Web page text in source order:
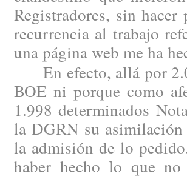
Registradores, sin
recurrencia al trabajo
una página web me ha
En efecto, allá por
BOE ni porque como
1.998 determinados
la DGRN su
la admisión de lo
haber hecho lo que